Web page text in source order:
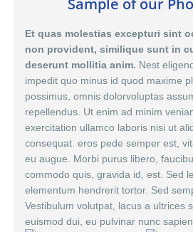
Sample of our
Et quas molestias excepturi sint
non provident, similique sunt in
deserunt mollitia anim. Nest
impedit quo minus id quod maxime
possimus, omnis dolorvoluptas
repellendus. Ut enim ad minim
exercitation ullamco laboris nisi ut
consequat. eros pede semper est,
eu augue. Morbi purus libero,
commodo quis, gravida id, est. Sed
elementum hendrerit tortor. Sed
Vestibulum volutpat, lacus a ultrices
euismod dui, eu pulvinar nunc